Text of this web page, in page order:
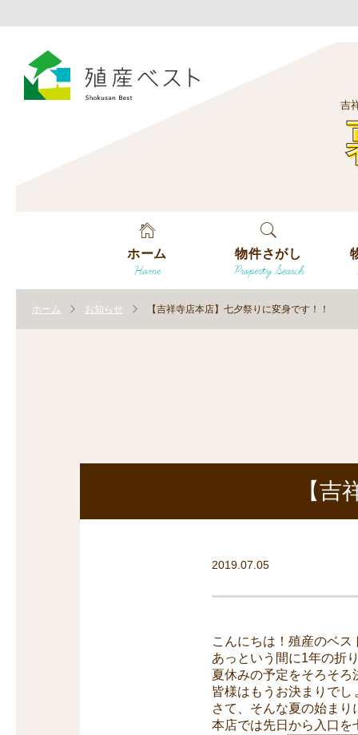
吉
ホーム
Home
物件さがし
Property Search
ホーム お知らせ 【吉祥寺店本店】七夕祭りに変身です！！
【
2019.07.05
こんにちは！殖産のベス
あっという間に1年の折
夏休みの予定をそろそ
皆様はもうお決まりでし
さて、そんな夏の始ま
本店では先日から入口を